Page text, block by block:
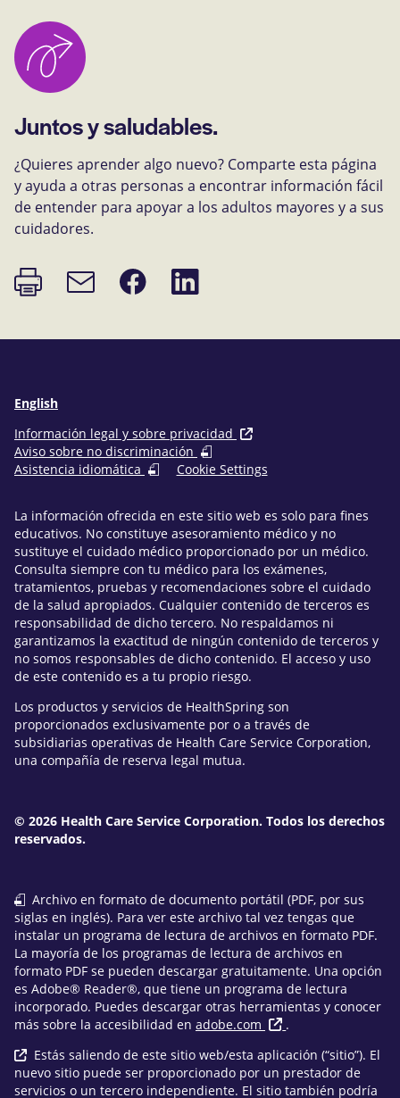
Juntos y saludables.
¿Quieres aprender algo nuevo? Comparte esta página
y ayuda a otras personas a encontrar información fácil
de entender para apoyar a los adultos mayores y a sus
cuidadores.
Imprimir
página
Enlace
de
Compartir
en
Compartir
en
English
Información legal y sobre privacidad
Aviso sobre no discriminación
Asistencia idiomática
Cookie Settings
La información ofrecida en este sitio web es solo para fines
educativos. No constituye asesoramiento médico y no
sustituye el cuidado médico proporcionado por un médico.
Consulta siempre con tu médico para los exámenes,
tratamientos, pruebas y recomendaciones sobre el cuidado
de la salud apropiados. Cualquier contenido de terceros es
responsabilidad de dicho tercero. No respaldamos ni
garantizamos la exactitud de ningún contenido de terceros y
no somos responsables de dicho contenido. El acceso y uso
de este contenido es a tu propio riesgo.
Los productos y servicios de HealthSpring son
proporcionados exclusivamente por o a través de
subsidiarias operativas de Health Care Service Corporation,
una compañía de reserva legal mutua.
© 2026 Health Care Service Corporation. Todos los derechos
reservados.
Archivo en formato de documento portátil (PDF, por sus
siglas en inglés). Para ver este archivo tal vez tengas que
instalar un programa de lectura de archivos en formato PDF.
La mayoría de los programas de lectura de archivos en
formato PDF se pueden descargar gratuitamente. Una opción
es Adobe® Reader®, que tiene un programa de lectura
incorporado. Puedes descargar otras herramientas y conocer
más sobre la accesibilidad en adobe.com
.
Estás saliendo de este sitio web/esta aplicación (“sitio”). El
nuevo sitio puede ser proporcionado por un prestador de
servicios o un tercero independiente. El sitio también podría